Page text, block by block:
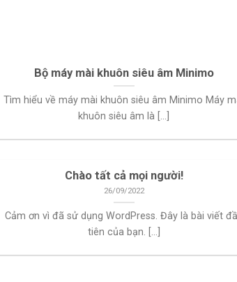
Bộ máy mài khuôn siêu âm Minimo
Tìm hiểu về máy mài khuôn siêu âm Minimo Máy
khuôn siêu âm là [...]
Chào tất cả mọi người!
26/09/2022
Cảm ơn vì đã sử dụng WordPress. Đây là bài viết
tiên của bạn. [...]